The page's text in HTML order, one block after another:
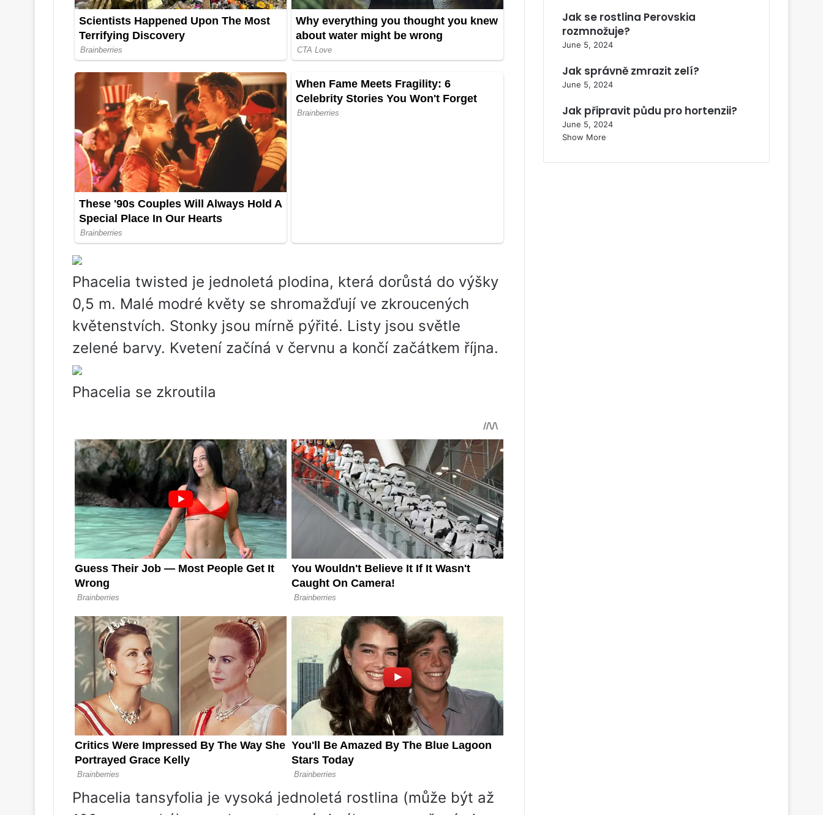
Phacelia twisted je jednoletá plodina, která dorůstá do výšky
0,5 m. Malé modré květy se shromažďují ve zkroucených
květenstvích. Stonky jsou mírně pýřité. Listy jsou světle
zelené barvy. Kvetení začíná v červnu a končí začátkem října.
Phacelia se zkroutila
Phacelia tansyfolia je vysoká jednoletá rostlina (může být až
Jak se rostlina Perovskia
rozmnožuje?
June 5, 2024
Jak správně zmrazit zelí?
June 5, 2024
Jak připravit půdu pro hortenzii?
June 5, 2024
Show More